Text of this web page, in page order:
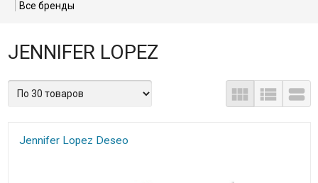
JENNIFER LOPEZ
Jennifer Lopez Deseo